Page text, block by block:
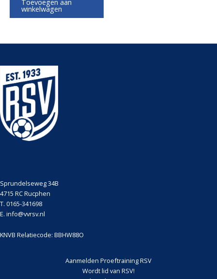
Toevoegen aan
winkelwagen
Sprundelseweg 34B
4715 RC Rucphen
T. 0165-341698
E. info@vvrsv.nl
KNVB Relatiecode: BBHW88O
Aanmelden Proeftraining RSV
Wordt lid van RSV!